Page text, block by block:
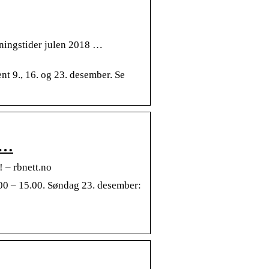
julen 2018 …
9., 16. og 23. desember. Se
…
– rbnett.no
– 15.00. Søndag 23. desember: